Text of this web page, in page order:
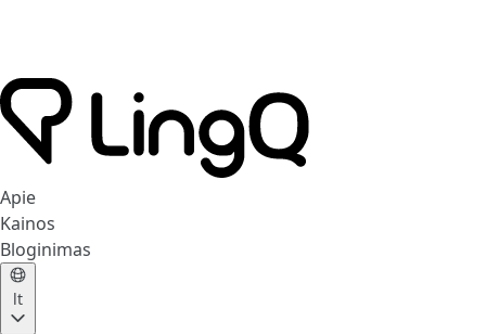
Apie
Kainos
Bloginimas
lt